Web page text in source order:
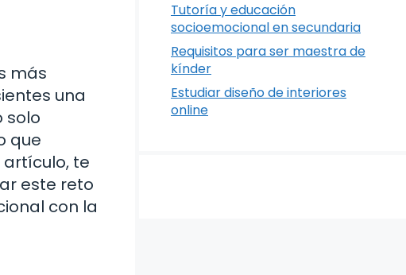
más
una
solo
que
te
este reto
con la
Tutoría y educación
socioemocional en secundaria
Requisitos para ser maestra de
kínder
Estudiar diseño de interiores
online